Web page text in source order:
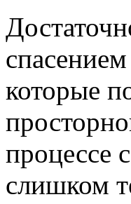
которые
процессе
слишком